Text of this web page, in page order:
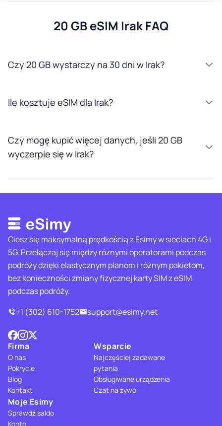
20 GB eSIM Irak FAQ
Czy 20 GB wystarczy na 30 dni w Irak?
Ile kosztuje eSIM dla Irak?
Czy mogę kupić więcej danych, jeśli 20 GB
wyczerpie się w Irak?
Ciesz się maksymalną prędkością z Esimy w sieciach 4G i
5G. Przełączaj się między różnymi operatorami podczas
podróży dzięki elastycznym planom i różnym pakietom,
bez konieczności zmiany fizycznej karty SIM z eSIM
podczas podróży.
+1 (302) 610-1752
support@esimy.net
Firma
O nas
Pokrycie
Blog
Kontakt
Wsparcie
Najczęściej zadawane
pytania
Obsługiwane urządzenia
Czat na żywo
Moje Esimy
Sprawdź saldo
Konto